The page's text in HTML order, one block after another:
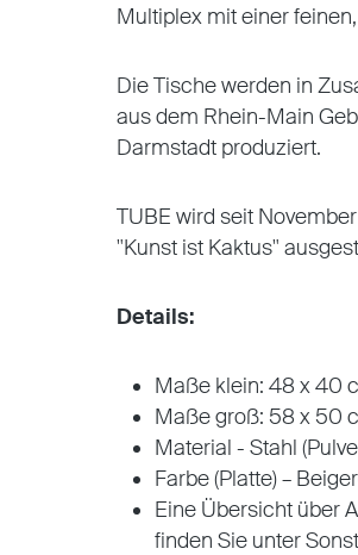
Multiplex mit einer
Die Tische werden in
aus dem Rhein-Main
Darmstadt produziert.
TUBE wird seit
"Kunst ist Kaktus"
Details:
Maße klein: 48 x 40
Maße groß: 58 x 50
Material - Stahl
Farbe (Platte) –
Eine Übersicht über
finden Sie unter